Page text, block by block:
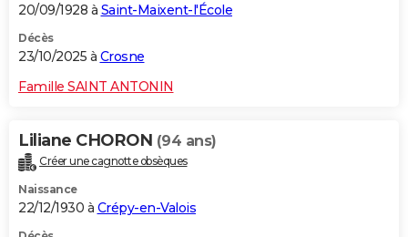
20/09/1928 à Saint-Maixent-l'École
Décès
23/10/2025 à Crosne
Famille SAINT ANTONIN
Liliane CHORON (94 ans)
Créer une cagnotte obsèques
Naissance
22/12/1930 à Crépy-en-Valois